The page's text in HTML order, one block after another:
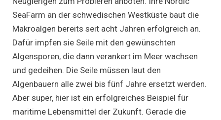
SeaFarm an der schwedischen Westküste baut die
Makroalgen bereits seit acht Jahren erfolgreich an.
Dafür impfen sie Seile mit den gewünschten
Algensporen, die dann verankert im Meer wachsen
und gedeihen. Die Seile müssen laut den
Algenbauern alle zwei bis fünf Jahre ersetzt werden.
Aber super, hier ist ein erfolgreiches Beispiel für
maritime Lebensmittel der Zukunft. Gerade die